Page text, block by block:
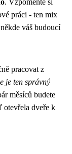
. Vzpomeňte si
práci - ten mix
váš budoucí
pracovat z
je ten správný
měsíců budete
otevřela dveře k